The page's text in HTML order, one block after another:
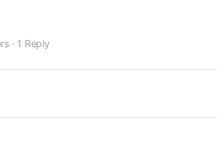
· 1 Reply